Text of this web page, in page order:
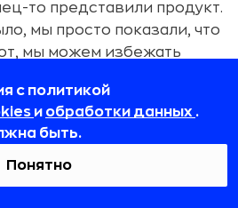
то представили продукт.
мы просто показали, что
мы можем избежать
сначала в Мюнхен на
потом представили игру
в «Сколково»,
продактом в Китай на
больше сотни встреч по
с политикой
и обработки данных .
быть.
Понятно